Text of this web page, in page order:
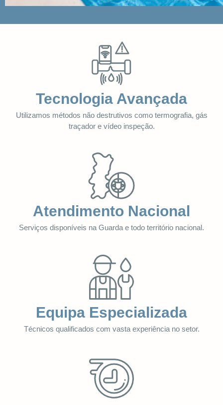
Tecnologia Avançada
Utilizamos métodos não destrutivos como termografia, gás
traçador e vídeo inspeção.
Atendimento Nacional
Serviços disponíveis na Guarda e todo território nacional.
Equipa Especializada
Técnicos qualificados com vasta experiência no setor.